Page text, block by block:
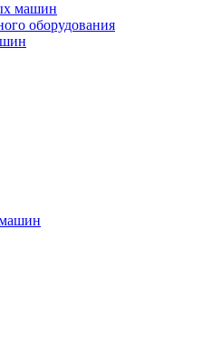
машин
оборудования